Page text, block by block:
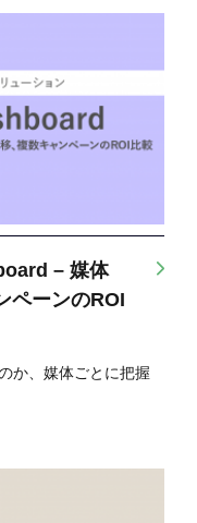
– 媒体
ペーンのROI
か、媒体ごとに把握